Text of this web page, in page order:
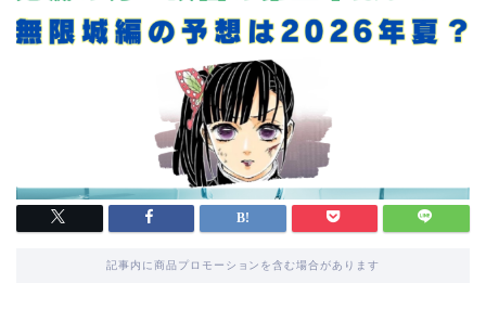
記事内に商品プロモーションを含む場合があります